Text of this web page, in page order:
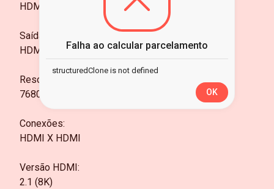
HDMI
Saída:
HDMI
Resolução Suportada:
7680×4320
Conexões:
HDMI X HDMI
Versão HDMI:
2.1 (8K)
Falha ao calcular parcelamento
structuredClone is not defined
OK